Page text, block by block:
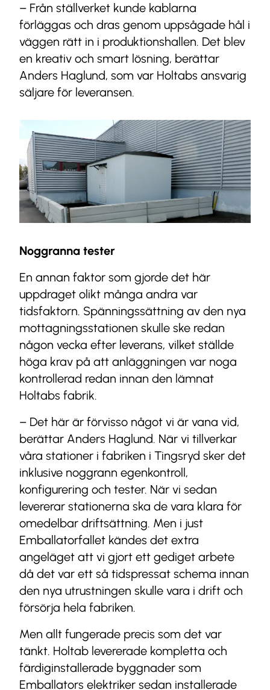
– Från ställverket kunde kablarna
förläggas och dras genom uppsågade hål i
väggen rätt in i produktionshallen. Det blev
en kreativ och smart lösning, berättar
Anders Haglund, som var Holtabs ansvarig
säljare för leveransen.
Noggranna tester
En annan faktor som gjorde det här
uppdraget olikt många andra var
tidsfaktorn. Spänningssättning av den nya
mottagningsstationen skulle ske redan
någon vecka efter leverans, vilket ställde
höga krav på att anläggningen var noga
kontrollerad redan innan den lämnat
Holtabs fabrik.
– Det här är förvisso något vi är vana vid,
berättar Anders Haglund. När vi tillverkar
våra stationer i fabriken i Tingsryd sker det
inklusive noggrann egenkontroll,
konfigurering och tester. När vi sedan
levererar stationerna ska de vara klara för
omedelbar driftsättning. Men i just
Emballatorfallet kändes det extra
angeläget att vi gjort ett gediget arbete
då det var ett så tidspressat schema innan
den nya utrustningen skulle vara i drift och
försörja hela fabriken.
Men allt fungerade precis som det var
tänkt. Holtab levererade kompletta och
färdiginstallerade byggnader som
Emballators elektriker sedan installerade